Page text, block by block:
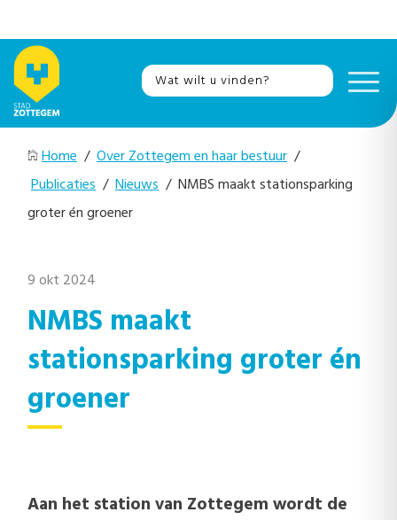
Home / Over Zottegem en haar bestuur /
Publicaties / Nieuws / NMBS maakt stationsparking
groter én groener
9 okt 2024
NMBS maakt
stationsparking groter én
groener
Aan het station van Zottegem wordt de